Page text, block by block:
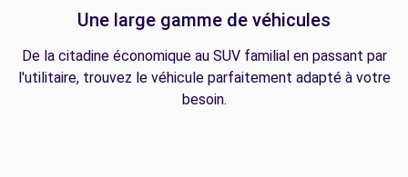
Une large gamme de véhicules
De la citadine économique au SUV familial en passant par
l'utilitaire, trouvez le véhicule parfaitement adapté à votre
besoin.